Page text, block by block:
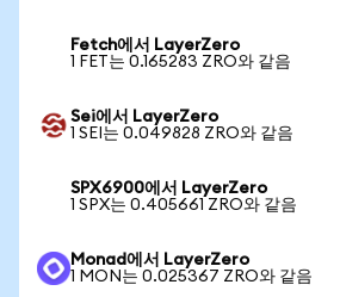
Fetch에서 LayerZero
1 FET는 0.165283 ZRO와 같음
Sei에서 LayerZero
1 SEI는 0.049828 ZRO와 같음
SPX6900에서 LayerZero
1 SPX는 0.405661 ZRO와 같음
Monad에서 LayerZero
1 MON는 0.025367 ZRO와 같음